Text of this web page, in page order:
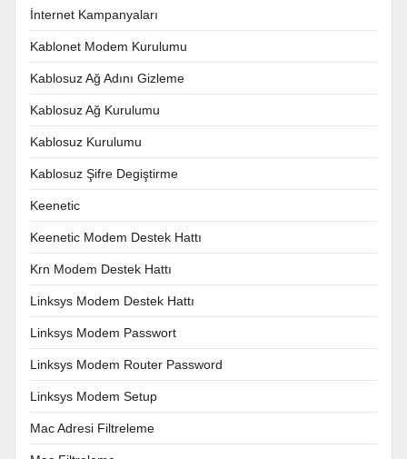
İnternet Kampanyaları
Kablonet Modem Kurulumu
Kablosuz Ağ Adını Gizleme
Kablosuz Ağ Kurulumu
Kablosuz Kurulumu
Kablosuz Şifre Degiştirme
Keenetic
Keenetic Modem Destek Hattı
Krn Modem Destek Hattı
Linksys Modem Destek Hattı
Linksys Modem Passwort
Linksys Modem Router Password
Linksys Modem Setup
Mac Adresi Filtreleme